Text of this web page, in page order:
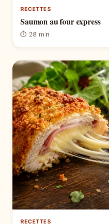
RECETTES
Saumon au four express
⏱ 28 min
RECETTES